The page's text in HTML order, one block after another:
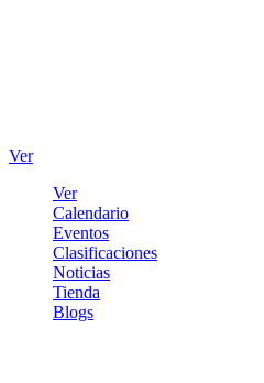
Ver
Ver
Calendario
Eventos
Clasificaciones
Noticias
Tienda
Blogs